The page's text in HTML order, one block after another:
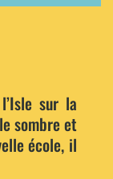
sur la
sombre et
école, il